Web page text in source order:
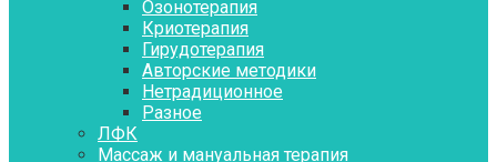
Озонотерапия
Криотерапия
Гирудотерапия
Авторские методики
Нетрадиционное
Разное
ЛФК
Массаж и мануальная терапия